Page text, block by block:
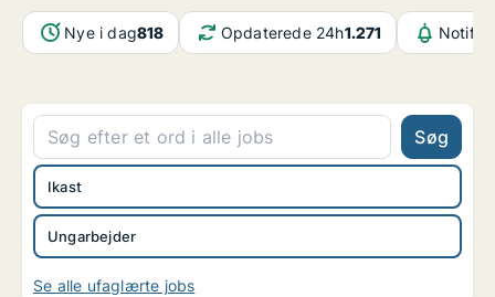
Nye i dag818 Opdaterede 24h1.271
Søg
Ungarbejder
Ikast
Se alle ufaglærte jobs